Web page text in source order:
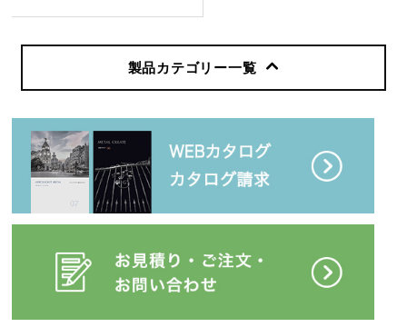
製品カテゴリー一覧